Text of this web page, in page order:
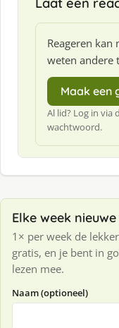
Reageren
weten andere
Maak een
Al lid? Log in
wachtwoord.
Elke week
1× per week de
gratis, en je bent in
lezen mee.
Naam (optioneel)